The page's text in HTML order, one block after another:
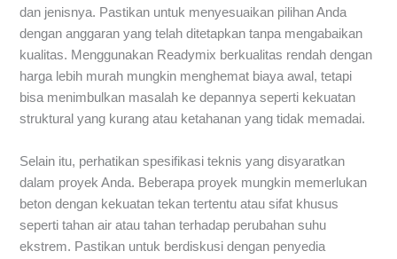
dan jenisnya. Pastikan untuk menyesuaikan pilihan Anda
dengan anggaran yang telah ditetapkan tanpa mengabaikan
kualitas. Menggunakan Readymix berkualitas rendah dengan
harga lebih murah mungkin menghemat biaya awal, tetapi
bisa menimbulkan masalah ke depannya seperti kekuatan
struktural yang kurang atau ketahanan yang tidak memadai.
Selain itu, perhatikan spesifikasi teknis yang disyaratkan
dalam proyek Anda. Beberapa proyek mungkin memerlukan
beton dengan kekuatan tekan tertentu atau sifat khusus
seperti tahan air atau tahan terhadap perubahan suhu
ekstrem. Pastikan untuk berdiskusi dengan penyedia